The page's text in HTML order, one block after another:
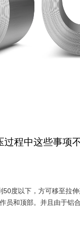
程中这些事项
度以下，方可移至拉
员和顶部。并且由于铝